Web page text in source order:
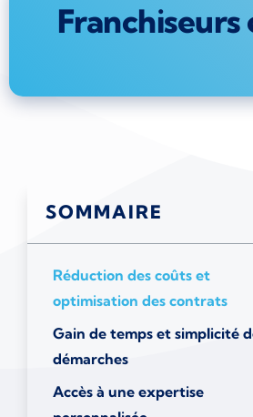
SOMMAIRE
Réduction des coûts et
optimisation des contrats
Gain de temps et simplicité
démarches
Accès à une expertise